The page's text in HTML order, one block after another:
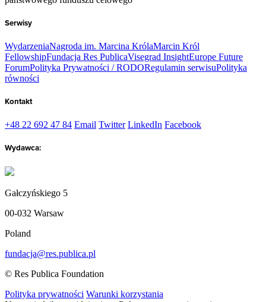
Serwisy
WydarzeniaNagroda im. Marcina KrólaMarcin Król
FellowshipFundacja Res PublicaVisegrad InsightEurope Future
ForumPolityka Prywatności / RODORegulamin serwisuPolityka
równości
Kontakt
+48 22 692 47 84 Email Twitter LinkedIn Facebook
Wydawca:
Gałczyńskiego 5
00-032 Warsaw
Poland
fundacja@res.publica.pl
© Res Publica Foundation
Polityka prywatności Warunki korzystania